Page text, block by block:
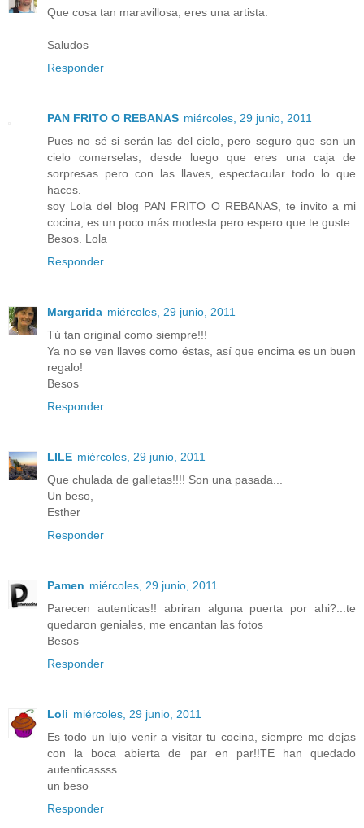
Que cosa tan maravillosa, eres una artista.
Saludos
Responder
PAN FRITO O REBANAS miércoles, 29 junio, 2011
Pues no sé si serán las del cielo, pero seguro que son un
cielo comerselas, desde luego que eres una caja de
sorpresas pero con las llaves, espectacular todo lo que
haces.
soy Lola del blog PAN FRITO O REBANAS, te invito a mi
cocina, es un poco más modesta pero espero que te guste.
Besos. Lola
Responder
Margarida miércoles, 29 junio, 2011
Tú tan original como siempre!!!
Ya no se ven llaves como éstas, así que encima es un buen
regalo!
Besos
Responder
LILE miércoles, 29 junio, 2011
Que chulada de galletas!!!! Son una pasada...
Un beso,
Esther
Responder
Pamen miércoles, 29 junio, 2011
Parecen autenticas!! abriran alguna puerta por ahi?...te
quedaron geniales, me encantan las fotos
Besos
Responder
Loli miércoles, 29 junio, 2011
Es todo un lujo venir a visitar tu cocina, siempre me dejas
con la boca abierta de par en par!!TE han quedado
autenticassss
un beso
Responder